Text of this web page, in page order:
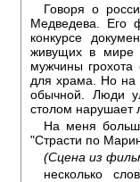
Говоря о
Медведева. Его
конкурсе
живущих в мире
мужчины грохота
для храма. Но на
обычной. Люди
столом нарушает
На меня
"Страсти по
(Сцена из
несколько